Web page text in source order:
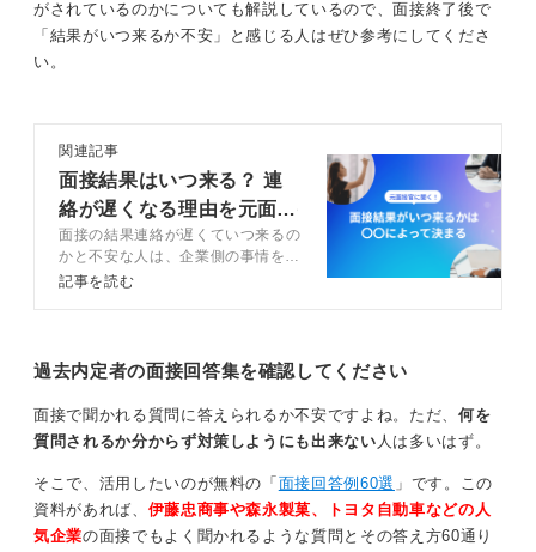
ります。
結果が早く、選考スピードも速くなると企業選びをして
いる時間的余裕もなくなります。気が付けば内定が出て
いて、気が付けば入社手続きに入っていることもあるか
社を決断する意志を確かめるようにしましょう。
あまりにも早すぎて疑念を持つ場合もあるかもしれませ
ん。その場合は、求人の出し方で判断することもできま
例外もありますが、複数の媒体を使い広く求人募集を掲
載している、掲載時期が古い、年中求人を出している、
がされているのかについても解説しているので、面接終了後で
「結果がいつ来るか不安」と感じる人はぜひ参考にしてくださ
い。
関連記事
面接結果はいつ来る？ 連
絡が遅くなる理由を元面接
官が解説
面接の結果連絡が遅くていつ来るの
かと不安な人は、企業側の事情を知
ることで不安を軽くすることができ
解説します。
記事を読む
過去内定者の面接回答集を確認してください
面接で聞かれる質問に答えられるか不安ですよね。ただ、 何を
質問されるか分からず対策しようにも出来ない 人は多いはず。
そこで、活用したいのが無料の「 面接回答例60選 」です。この
資料があれば、 伊藤忠商事や森永製菓、トヨタ自動車などの人
気企業の面接でもよく聞かれるような質問とその答え方60通り